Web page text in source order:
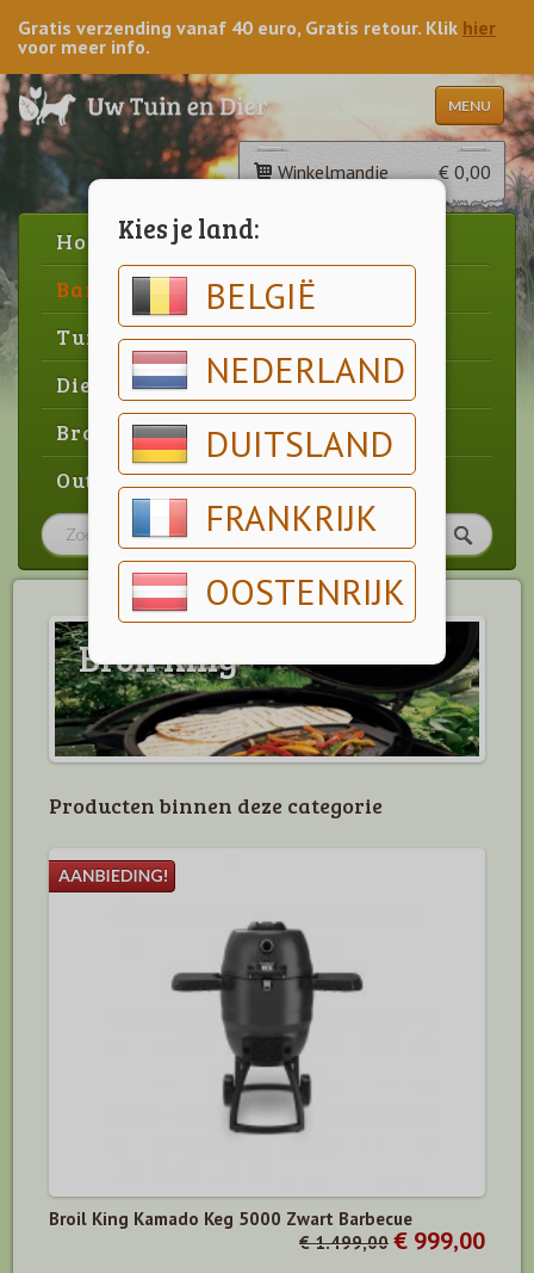
Kies je land:
BELGIË
NEDERLAND
DUITSLAND
FRANKRIJK
OOSTENRIJK
Gratis verzending vanaf 40 euro, Gratis retour. Klik hier
voor meer info.
MENU
Winkelmandje € 0,00
Home
Barbecue
Tuin
Dier
Brood & gebak
Outlet
Broil King
Producten binnen deze categorie
Broil King Kamado Keg 5000 Zwart Barbecue
€ 1.499,00 € 999,00